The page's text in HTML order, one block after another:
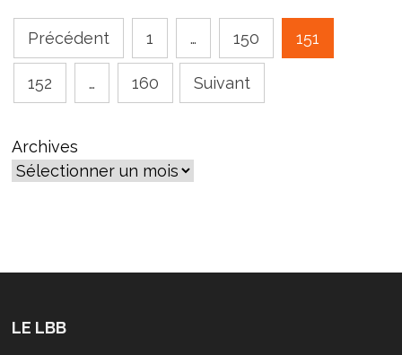
Pagination
des
publications
Précédent 1 … 150 151
152 … 160 Suivant
Archives
LE LBB